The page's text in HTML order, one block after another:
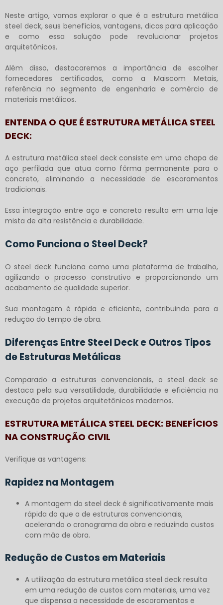
Neste artigo, vamos explorar o que é a estrutura metálica
steel deck, seus benefícios, vantagens, dicas para aplicação
e como essa solução pode revolucionar projetos
arquitetônicos.
Além disso, destacaremos a importância de escolher
fornecedores certificados, como a Maiscom Metais,
referência no segmento de engenharia e comércio de
materiais metálicos.
ENTENDA O QUE É ESTRUTURA METÁLICA STEEL
DECK:
A estrutura metálica steel deckconsiste em uma chapa de
aço perfilada que atua como fôrma permanente para o
concreto, eliminando a necessidade de escoramentos
tradicionais.
Essa integração entre aço e concreto resulta em uma laje
mista de alta resistência e durabilidade.
Como Funciona o Steel Deck?
O steel deck funciona como uma plataforma de trabalho,
agilizando o processo construtivo e proporcionando um
acabamento de qualidade superior.
Sua montagem é rápida e eficiente, contribuindo para a
redução do tempo de obra.
Diferenças Entre Steel Deck e Outros Tipos
de Estruturas Metálicas
Comparado a estruturas convencionais, o steel deck se
destaca pela sua versatilidade, durabilidade e eficiência na
execução de projetos arquitetônicos modernos.
ESTRUTURA METÁLICA STEEL DECK: BENEFÍCIOS
NA CONSTRUÇÃO CIVIL
Verifique as vantagens:
Rapidez na Montagem
A montagem do steel deck é significativamente mais
rápida do que a de estruturas convencionais,
acelerando o cronograma da obra e reduzindo custos
com mão de obra.
Redução de Custos em Materiais
A utilização da estrutura metálica steel deck resulta
em uma redução de custos com materiais, uma vez
que dispensa a necessidade de escoramentos e